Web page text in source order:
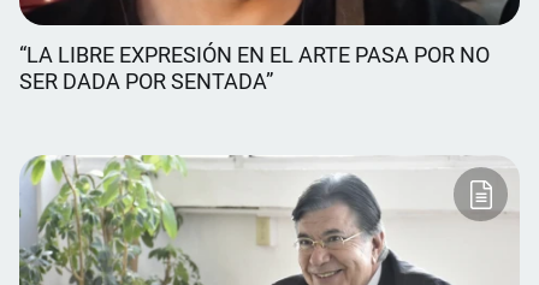
“LA LIBRE EXPRESIÓN EN EL ARTE PASA POR NO
SER DADA POR SENTADA”